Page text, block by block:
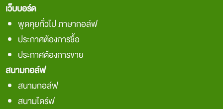
เว็บบอร์ด
พูดคุยทั่วไป ภาษากอล์ฟ
ประกาศต้องการชื้อ
ประกาศต้องการขาย
สนามกอล์ฟ
สนามกอล์ฟ
สนามไดร์ฟ